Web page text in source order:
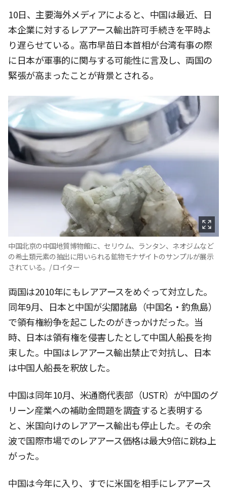
10日、主要海外メディアによると、中国は最近、日
本企業に対するレアアース輸出許可手続きを平時よ
り遅らせている。高市早苗日本首相が台湾有事の際
に日本が軍事的に関与する可能性に言及し、両国の
緊張が高まったことが背景とされる。
中国北京の中国地質博物館に、セリウム、ランタン、ネオジムなど
の希土類元素の抽出に用いられる鉱物モナザイトのサンプルが展示
されている。/ ロイター
両国は2010年にもレアアースをめぐって対立した。
同年9月、日本と中国が尖閣諸島（中国名・釣魚島）
で領有権紛争を起こしたのがきっかけだった。当
時、日本は領有権を侵害したとして中国人船長を拘
束した。中国はレアアース輸出禁止で対抗し、日本
は中国人船長を釈放した。
中国は同年10月、米通商代表部（USTR）が中国のグ
リーン産業への補助金問題を調査すると表明する
と、米国向けのレアアース輸出も停止した。その余
波で国際市場でのレアアース価格は最大9倍に跳ね上
がった。
中国は今年に入り、すでに米国を相手にレアアース